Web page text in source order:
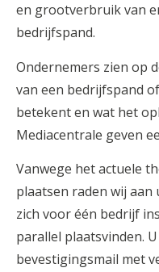
en grootverbruik van
bedrijfspand.
Ondernemers zien op
van een bedrijfspand
betekent en wat het
Mediacentrale geven
Vanwege het actuele
plaatsen raden wij aan
zich voor één bedrijf
parallel plaatsvinden.
bevestigingsmail met